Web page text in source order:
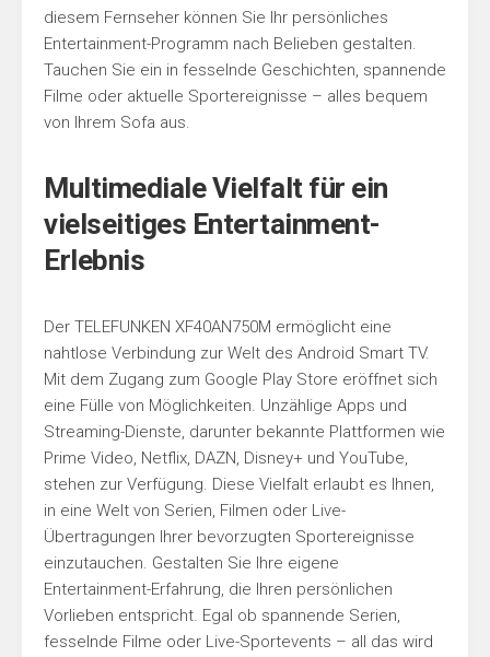
diesem Fernseher können Sie Ihr persönliches
Entertainment-Programm nach Belieben gestalten.
Tauchen Sie ein in fesselnde Geschichten, spannende
Filme oder aktuelle Sportereignisse – alles bequem
von Ihrem Sofa aus.
Multimediale Vielfalt für ein
vielseitiges Entertainment-
Erlebnis
Der TELEFUNKEN XF40AN750M ermöglicht eine
nahtlose Verbindung zur Welt des Android Smart TV.
Mit dem Zugang zum Google Play Store eröffnet sich
eine Fülle von Möglichkeiten. Unzählige Apps und
Streaming-Dienste, darunter bekannte Plattformen wie
Prime Video, Netflix, DAZN, Disney+ und YouTube,
stehen zur Verfügung. Diese Vielfalt erlaubt es Ihnen,
in eine Welt von Serien, Filmen oder Live-
Übertragungen Ihrer bevorzugten Sportereignisse
einzutauchen. Gestalten Sie Ihre eigene
Entertainment-Erfahrung, die Ihren persönlichen
Vorlieben entspricht. Egal ob spannende Serien,
fesselnde Filme oder Live-Sportevents – all das wird